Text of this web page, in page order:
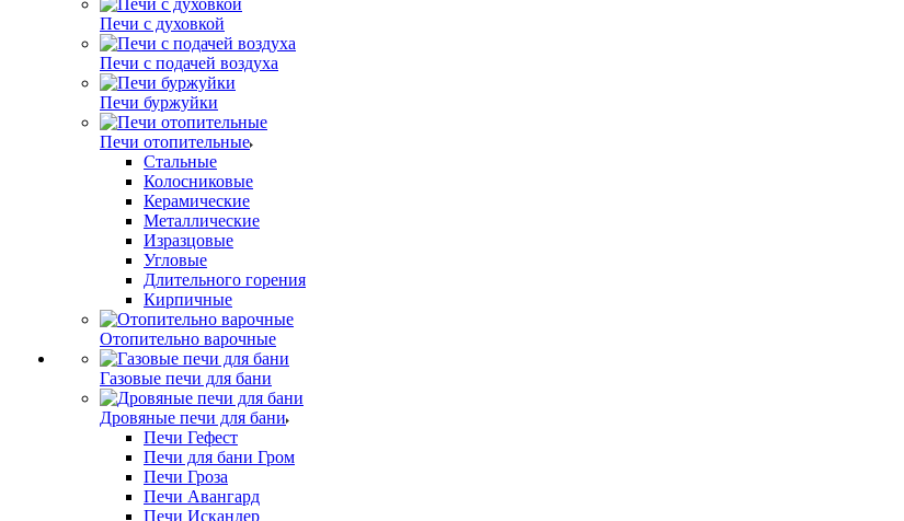
Печи с духовкой
Печи с подачей воздуха
Печи буржуйки
Печи отопительные
Стальные
Колосниковые
Керамические
Металлические
Изразцовые
Угловые
Длительного горения
Кирпичные
Отопительно варочные
Газовые печи для бани
Дровяные печи для бани
Печи Гефест
Печи для бани Гром
Печи Гроза
Печи Авангард
Печи Искандер